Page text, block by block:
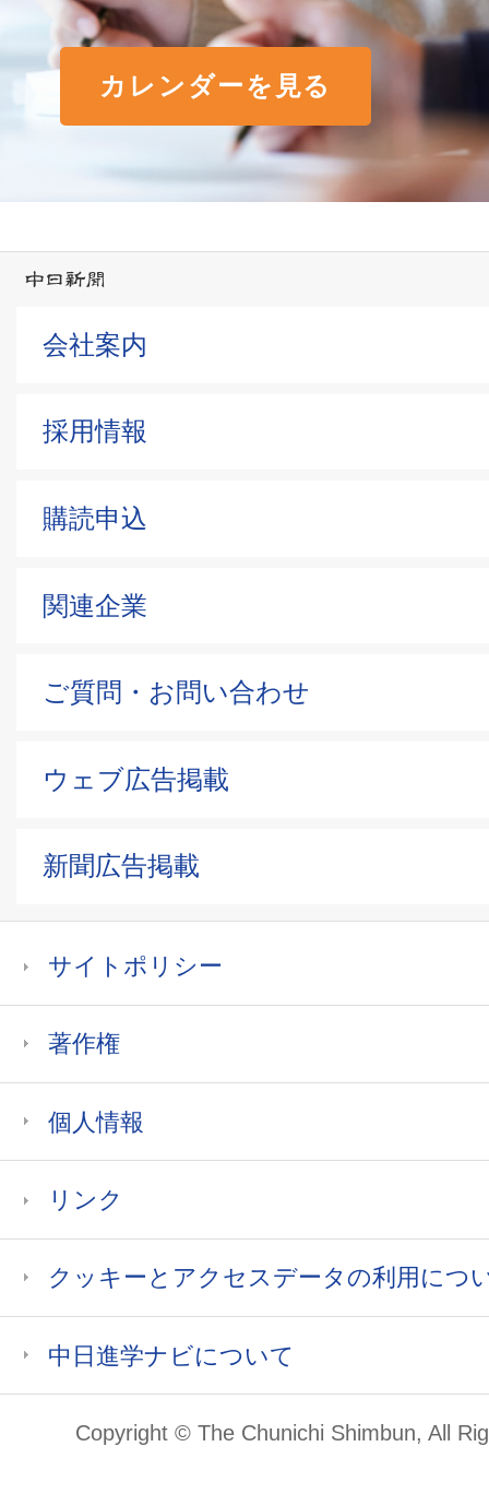
カレンダーを見る
会社案内
採用情報
購読申込
関連企業
ご質問・お問い合わせ
ウェブ広告掲載
新聞広告掲載
サイトポリシー
著作権
個人情報
リンク
クッキーとアクセスデータの利用につ
中日進学ナビについて
Copyright © The Chunichi Shimbun, All